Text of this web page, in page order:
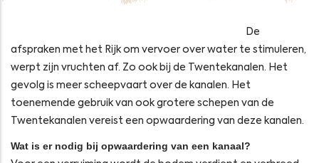
De
afspraken met het Rijk om vervoer over water te stimuleren,
werpt zijn vruchten af. Zo ook bij de Twentekanalen. Het
gevolg is meer scheepvaart over de kanalen. Het
toenemende gebruik van ook grotere schepen van de
Twentekanalen vereist een opwaardering van deze kanalen.
Wat is er nodig bij opwaardering van een kanaal?